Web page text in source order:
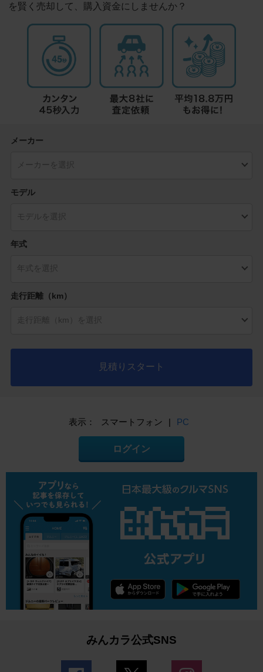
を賢く売却して、購入資金にしませんか？
メーカー
モデル
年式
走行距離（km）
見積りスタート
表示： スマートフォン | PC
ログイン
みんカラ公式SNS